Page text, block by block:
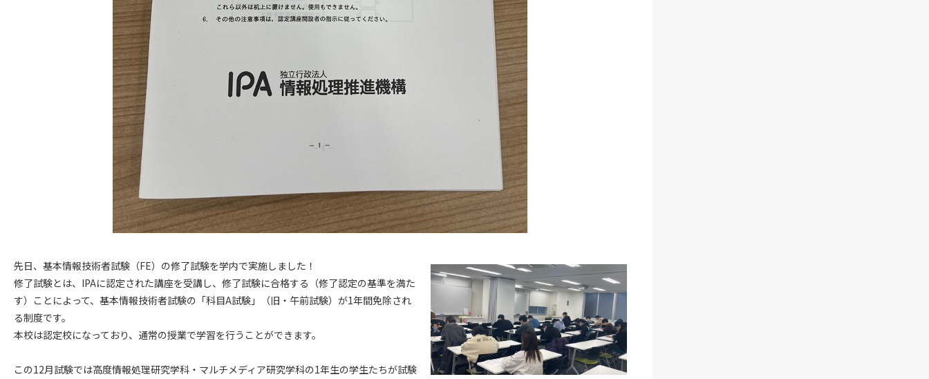
先日、基本情報技術者試験（FE）の修了試験を学内で実施しました！
修了試験とは、IPAに認定された講座を受講し、修了試験に合格する（修了認定の基準を満た
す）ことによって、基本情報技術者試験の「科目A試験」（旧・午前試験）が1年間免除され
る制度です。
本校は認定校になっており、通常の授業で学習を行うことができます。
この12月試験では高度情報処理研究学科・マルチメディア研究学科の1年生の学生たちが試験